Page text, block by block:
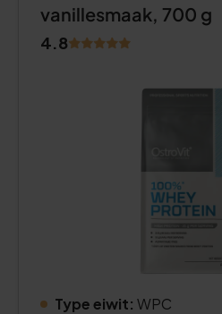
vanillesmaak, 700 g
4.8
Type eiwit: WPC